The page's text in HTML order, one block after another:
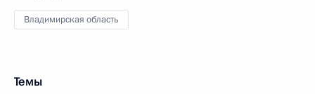
Владимирская область
Темы